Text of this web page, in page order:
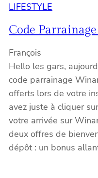
LIFESTYLE
Code
François
Hello les gars,
code parrainage
offerts lors de votre
avez juste à cliquer
votre arrivée sur
deux offres de
dépôt : un bonus